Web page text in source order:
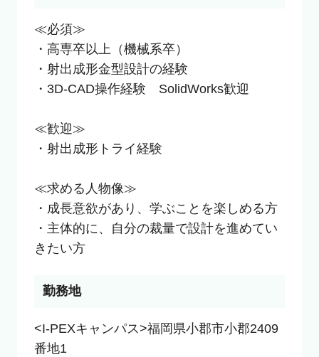
≪必須≫
・高専卒以上（機械系卒）
・射出成形金型設計の経験
・3D-CAD操作経験　SolidWorks歓迎
≪歓迎≫
・射出成形トライ経験
≪求める人物像≫
・成長意欲があり、学ぶことを楽しめる方
・主体的に、自分の裁量で設計を進めてい
きたい方
勤務地
<I-PEXキャンパス>福岡県小郡市小郡2409
番地1